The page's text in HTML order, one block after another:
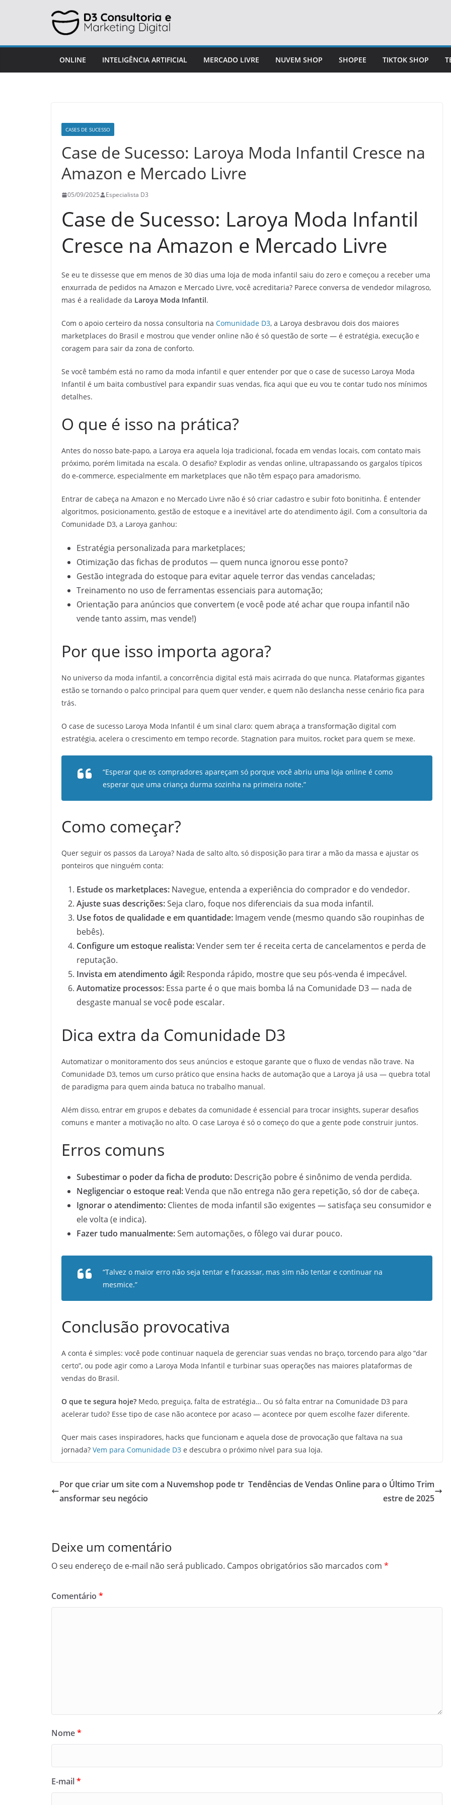
ONLINE INTELIGÊNCIA ARTIFICIAL MERCADO LIVRE NUVEM SHOP SHOPEE TIKTOK SHOP
CASES DE SUCESSO
Case de Sucesso: Laroya Moda Infantil Cresce na
Amazon e Mercado Livre
05/09/2025 Especialista D3
Case de Sucesso: Laroya Moda Infantil
Cresce na Amazon e Mercado Livre
Se eu te dissesse que em menos de 30 dias uma loja de moda infantil saiu do zero e começou a receber uma
enxurrada de pedidos na Amazon e Mercado Livre, você acreditaria? Parece conversa de vendedor milagroso,
mas é a realidade da Laroya Moda Infantil.
Com o apoio certeiro da nossa consultoria na Comunidade D3, a Laroya desbravou dois dos maiores
marketplaces do Brasil e mostrou que vender online não é só questão de sorte — é estratégia, execução e
coragem para sair da zona de conforto.
Se você também está no ramo da moda infantil e quer entender por que o case de sucesso Laroya Moda
Infantil é um baita combustível para expandir suas vendas, fica aqui que eu vou te contar tudo nos mínimos
detalhes.
O que é isso na prática?
Antes do nosso bate-papo, a Laroya era aquela loja tradicional, focada em vendas locais, com contato mais
próximo, porém limitada na escala. O desafio? Explodir as vendas online, ultrapassando os gargalos típicos
do e-commerce, especialmente em marketplaces que não têm espaço para amadorismo.
Entrar de cabeça na Amazon e no Mercado Livre não é só criar cadastro e subir foto bonitinha. É entender
algoritmos, posicionamento, gestão de estoque e a inevitável arte do atendimento ágil. Com a consultoria da
Comunidade D3, a Laroya ganhou:
Estratégia personalizada para marketplaces;
Otimização das fichas de produtos — quem nunca ignorou esse ponto?
Gestão integrada do estoque para evitar aquele terror das vendas canceladas;
Treinamento no uso de ferramentas essenciais para automação;
Orientação para anúncios que convertem (e você pode até achar que roupa infantil não
vende tanto assim, mas vende!)
Por que isso importa agora?
No universo da moda infantil, a concorrência digital está mais acirrada do que nunca. Plataformas gigantes
estão se tornando o palco principal para quem quer vender, e quem não deslancha nesse cenário fica para
trás.
O case de sucesso Laroya Moda Infantil é um sinal claro: quem abraça a transformação digital com
estratégia, acelera o crescimento em tempo recorde. Stagnation para muitos, rocket para quem se mexe.
“Esperar que os compradores apareçam só porque você abriu uma loja online é como
esperar que uma criança durma sozinha na primeira noite.”
Como começar?
Quer seguir os passos da Laroya? Nada de salto alto, só disposição para tirar a mão da massa e ajustar os
ponteiros que ninguém conta:
Estude os marketplaces: Navegue, entenda a experiência do comprador e do vendedor.
Ajuste suas descrições:Seja claro, foque nos diferenciais da sua moda infantil.
Use fotos de qualidade e em quantidade: Imagem vende (mesmo quando são roupinhas de
bebês).
Configure um estoque realista:Vender sem ter é receita certa de cancelamentos e perda de
reputação.
Invista em atendimento ágil: Responda rápido, mostre que seu pós-venda é impecável.
Automatize processos: Essa parte é o que mais bomba lá na Comunidade D3 — nada de
desgaste manual se você pode escalar.
Dica extra da Comunidade D3
Automatizar o monitoramento dos seus anúncios e estoque garante que o fluxo de vendas não trave. Na
Comunidade D3, temos um curso prático que ensina hacks de automação que a Laroya já usa — quebra total
de paradigma para quem ainda batuca no trabalho manual.
Além disso, entrar em grupos e debates da comunidade é essencial para trocar insights, superar desafios
comuns e manter a motivação no alto. O case Laroya é só o começo do que a gente pode construir juntos.
Erros comuns
Subestimar o poder da ficha de produto: Descrição pobre é sinônimo de venda perdida.
Negligenciar o estoque real:Venda que não entrega não gera repetição, só dor de cabeça.
Ignorar o atendimento: Clientes de moda infantil são exigentes — satisfaça seu consumidor e
ele volta (e indica).
Fazer tudo manualmente:Sem automações, o fôlego vai durar pouco.
“Talvez o maior erro não seja tentar e fracassar, mas sim não tentar e continuar na
mesmice.”
Conclusão provocativa
A conta é simples: você pode continuar naquela de gerenciar suas vendas no braço, torcendo para algo “dar
certo”, ou pode agir como a Laroya Moda Infantil e turbinar suas operações nas maiores plataformas de
vendas do Brasil.
O que te segura hoje? Medo, preguiça, falta de estratégia… Ou só falta entrar na Comunidade D3 para
acelerar tudo? Esse tipo de case não acontece por acaso — acontece por quem escolhe fazer diferente.
Quer mais cases inspiradores, hacks que funcionam e aquela dose de provocação que faltava na sua
jornada? Vem para Comunidade D3 e descubra o próximo nível para sua loja.
Por que criar um site com a Nuvemshop pode tr
ansformar seu negócio
Tendências de Vendas Online para o Último Trim
estre de 2025
Deixe um comentário
O seu endereço de e-mail não será publicado. Campos obrigatórios são marcados com *
Comentário *
Nome*
E-mail*